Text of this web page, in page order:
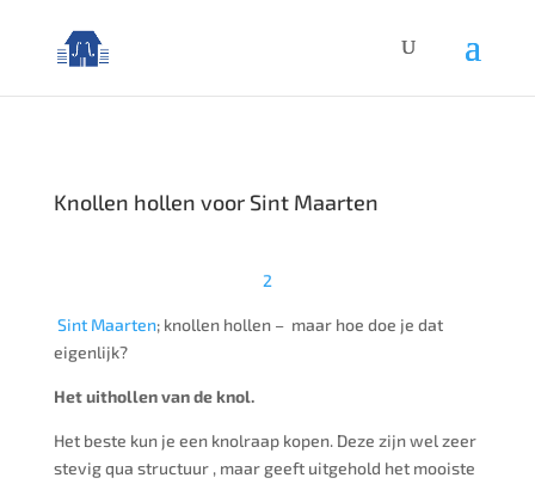
Knollen hollen voor Sint Maarten
2
Sint Maarten; knollen hollen – maar hoe doe je dat
eigenlijk?
Het uithollen van de knol.
Het beste kun je een knolraap kopen. Deze zijn wel zeer
stevig qua structuur , maar geeft uitgehold het mooiste